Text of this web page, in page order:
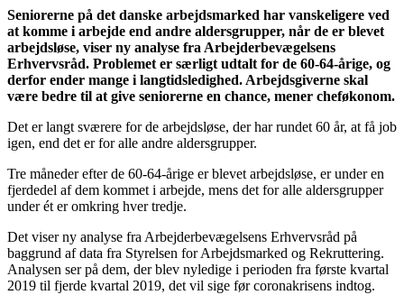
Seniorerne på det danske arbejdsmarked har vanskeligere ved
at komme i arbejde end andre aldersgrupper, når de er blevet
arbejdsløse, viser ny analyse fra Arbejderbevægelsens
Erhvervsråd. Problemet er særligt udtalt for de 60-64-årige, og
derfor ender mange i langtidsledighed. Arbejdsgiverne skal
være bedre til at give seniorerne en chance, mener cheføkonom.
Det er langt sværere for de arbejdsløse, der har rundet 60 år, at få job
igen, end det er for alle andre aldersgrupper.
Tre måneder efter de 60-64-årige er blevet arbejdsløse, er under en
fjerdedel af dem kommet i arbejde, mens det for alle aldersgrupper
under ét er omkring hver tredje.
Det viser ny analyse fra Arbejderbevægelsens Erhvervsråd på
baggrund af data fra Styrelsen for Arbejdsmarked og Rekruttering.
Analysen ser på dem, der blev nyledige i perioden fra første kvartal
2019 til fjerde kvartal 2019, det vil sige før coronakrisens indtog.